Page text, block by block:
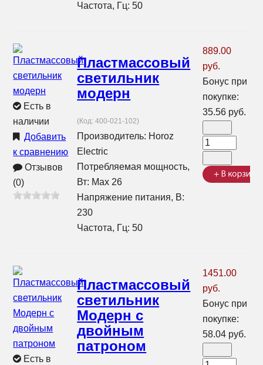
Частота, Гц: 50
Есть в
наличии
Добавить
к сравнению
Отзывов
(0)
Пластмассовый
светильник
модерн
(Код:400-021-102)
Производитель: Horoz
Electric
Потребляемая мощность,
Вт: Max 26
Напряжение питания, В:
230
Частота, Гц: 50
889.00
руб.
Бонус при
покупке:
35.56 руб.
Есть в
Пластмассовый
светильник
Модерн с
двойным
патроном
1451.00
руб.
Бонус при
покупке:
58.04 руб.